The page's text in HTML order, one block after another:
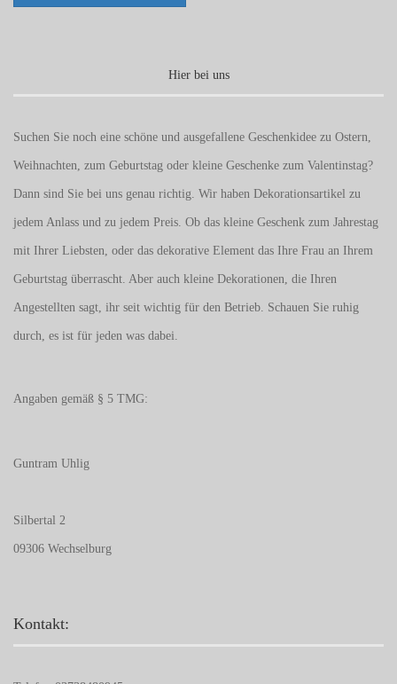
Hier bei uns
Suchen Sie noch eine schöne und ausgefallene Geschenkidee zu Ostern,
Weihnachten, zum Geburtstag oder kleine Geschenke zum Valentinstag?
Dann sind Sie bei uns genau richtig. Wir haben Dekorationsartikel zu
jedem Anlass und zu jedem Preis. Ob das kleine Geschenk zum Jahrestag
mit Ihrer Liebsten, oder das dekorative Element das Ihre Frau an Ihrem
Geburtstag überrascht. Aber auch kleine Dekorationen, die Ihren
Angestellten sagt, ihr seit wichtig für den Betrieb. Schauen Sie ruhig
durch, es ist für jeden was dabei.
Angaben gemäß § 5 TMG:
Guntram Uhlig
Silbertal 2
09306 Wechselburg
Kontakt: